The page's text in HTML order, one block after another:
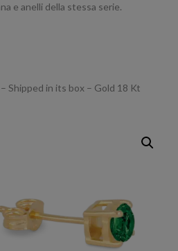
e anelli della stessa serie.
Shipped in its box – Gold 18 Kt